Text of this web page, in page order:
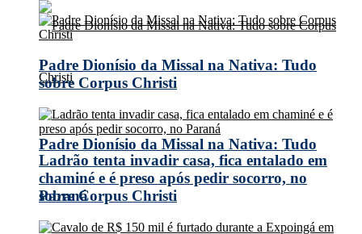
Padre Dionísio da Missal na Nativa: Tudo
sobre Corpus Christi
Padre Dionísio da Missal na Nativa: Tudo
sobre Corpus Christi
Ladrão tenta invadir casa, fica entalado em
chaminé e é preso após pedir socorro, no
Paraná